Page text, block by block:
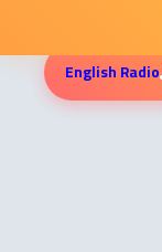
English Radio